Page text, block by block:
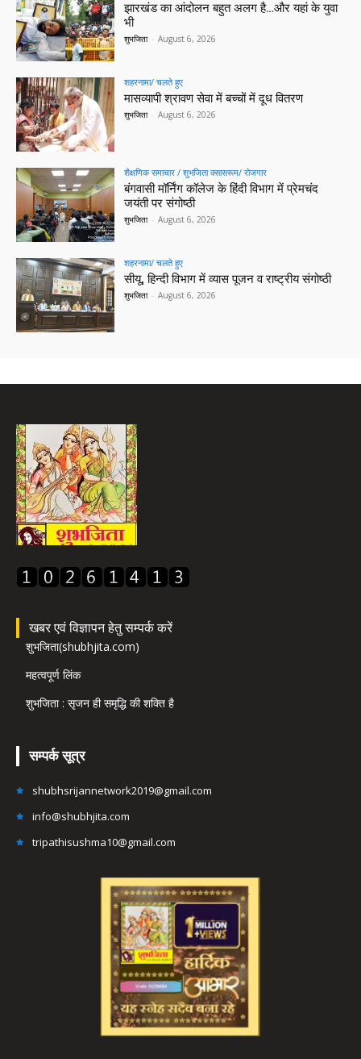
झारखंड का आंदोलन बहुत अलग है…और यहां के युवा
भी
शुभजिता - August 6, 2026
शहरनामा/ चलते हुए
मासव्यापी श्रावण सेवा में बच्चों में दूध वितरण
शुभजिता - August 6, 2026
शैक्षणिक समाचार / शुभजिता क्सासरूम/ रोजगार
बंगवासी मॉर्निंग कॉलेज के हिंदी विभाग में प्रेमचंद
जयंती पर संगोष्ठी
शुभजिता - August 6, 2026
शहरनामा/ चलते हुए
सीयू, हिन्दी विभाग में व्यास पूजन व राष्ट्रीय संगोष्ठी
शुभजिता - August 6, 2026
खबर एवं विज्ञापन हेतु सम्पर्क करें
शुभजिता(shubhjita.com)
महत्वपूर्ण लिंक
शुभजिता : सृजन ही समृद्धि की शक्ति है
सम्पर्क सूत्र
shubhsrijannetwork2019@gmail.com
info@shubhjita.com
tripathisushma10@gmail.com